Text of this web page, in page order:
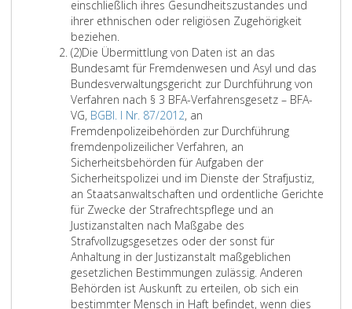
r
F
e
m
d
e
n
w
e
s
e
n
u
n
d
A
s
y
einschließlich ihres Gesundheitszustandes und
ihrer ethnischen oder religiösen Zugehörigkeit
beziehen.
(2)A
b
s
a
t
z
2
Die Übermittlung von Daten ist an das
Bundesamt für Fremdenwesen und Asyl und das
Bundesverwaltungsgericht zur Durchführung von
Verfahren nach § 3 BFA-Verfahrensgesetz – BFA-
VG, BGBl. I Nr. 87/2012, an
Fremdenpolizeibehörden zur Durchführung
fremdenpolizeilicher Verfahren, an
Sicherheitsbehörden für Aufgaben der
Sicherheitspolizei und im Dienste der Strafjustiz,
an Staatsanwaltschaften und ordentliche Gerichte
für Zwecke der Strafrechtspflege und an
Justizanstalten nach Maßgabe des
Strafvollzugsgesetzes oder der sonst für
Anhaltung in der Justizanstalt maßgeblichen
gesetzlichen Bestimmungen zulässig. Anderen
Behörden ist Auskunft zu erteilen, ob sich ein
bestimmter Mensch in Haft befindet, wenn dies